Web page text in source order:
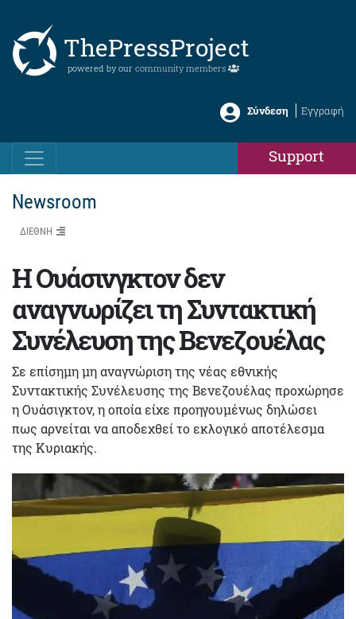
ThePressProject
powered by our community members
Σύνδεση Εγγραφή
Support
Newsroom
ΔΙΕΘΝΗ
Η Ουάσινγκτον δεν
αναγνωρίζει τη Συντακτική
Συνέλευση της Βενεζουέλας
Σε επίσημη μη αναγνώριση της νέας εθνικής
Συντακτικής Συνέλευσης της Βενεζουέλας προχώρησε
η Ουάσιγκτον, η οποία είχε προηγουμένως δηλώσει
πως αρνείται να αποδεχθεί το εκλογικό αποτέλεσμα
της Κυριακής.